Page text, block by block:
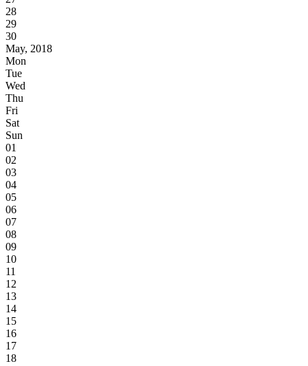
28
29
30
May, 2018
Mon
Tue
Wed
Thu
Fri
Sat
Sun
01
02
03
04
05
06
07
08
09
10
11
12
13
14
15
16
17
18